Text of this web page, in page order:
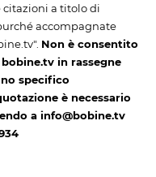
citazioni a titolo di
accompagnate
Non è consentito
in rassegne
specifico
è necessario
a info@bobine.tv